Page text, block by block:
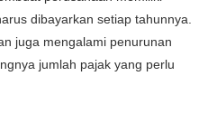
dibayarkan setiap tahunnya.
juga mengalami penurunan
jumlah pajak yang perlu